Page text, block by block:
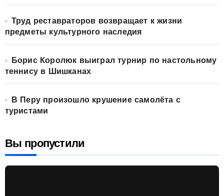
Труд реставраторов возвращает к жизни
предметы культурного наследия
Борис Королюк выиграл турнир по настольному
теннису в Шишканах
В Перу произошло крушение самолёта с
туристами
Вы пропустили